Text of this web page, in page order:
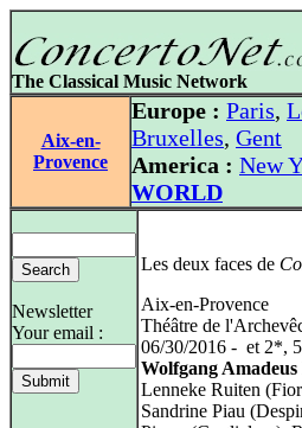
The Classical Music Network
Aix-en-
Provence
Europe : Paris,
Bruxelles, Gent
America : New
WORLD
Newsletter
Your email :
Les deux faces de
Aix-en-Provence
Théâtre de
06/30/2016 - et 2*,
Wolfgang
Lenneke Ruiten
Sandrine Piau